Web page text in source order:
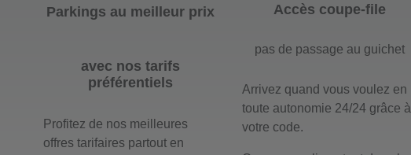
Parkings au meilleur prix
avec nos tarifs
préférentiels
Profitez de nos meilleures
offres tarifaires partout en
Accès coupe-file
pas de passage au guichet
Arrivez quand vous voulez en
toute autonomie 24/24 grâce à
votre code.